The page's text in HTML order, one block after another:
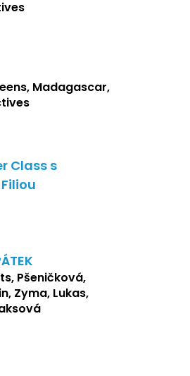
Madagascar,
Class s
Pšeničková,
Zyma, Lukas,